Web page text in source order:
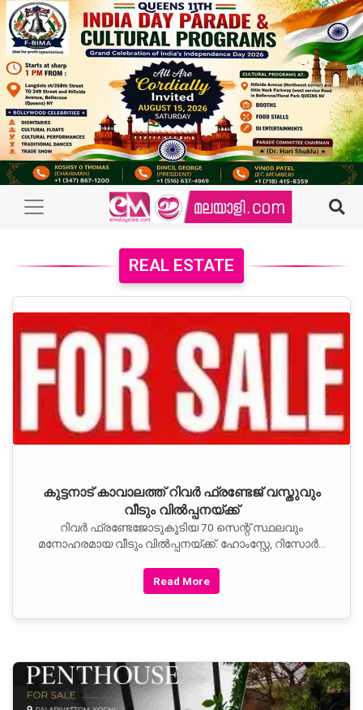
REAL ESTATE
കുട്ടനാട് കാവാലത്ത് റിവർ ഫ്രണ്ടേജ് വസ്തുവും
വീടും വിൽപ്പനയ്ക്ക്
റിവർ ഫ്രണ്ടേജോടുകൂടിയ 70 സെന്റ് സ്ഥലവും
മനോഹരമായ വീടും വിൽപ്പനയ്ക്ക്. ഹോംസ്റ്റേ, റിസോർട്ട്
Read More